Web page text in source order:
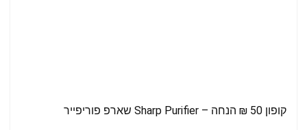
קופון 50 ₪ הנחה – Sharp Purifier שארפ פוריפייר